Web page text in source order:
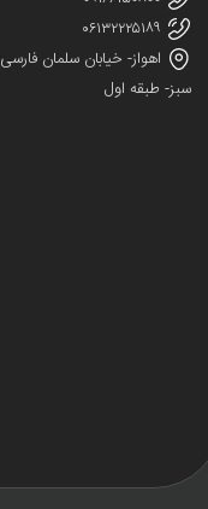
۰۶۱۳۲۲۲۵۱۸۹
اهواز- خیابان سلمان فارسی
طبقه اول